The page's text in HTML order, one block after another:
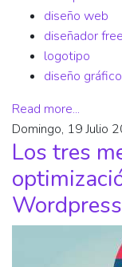
diseño web
diseñador
logotipo
diseño gráfico
Read more...
Domingo, 19 Julio
Los tres